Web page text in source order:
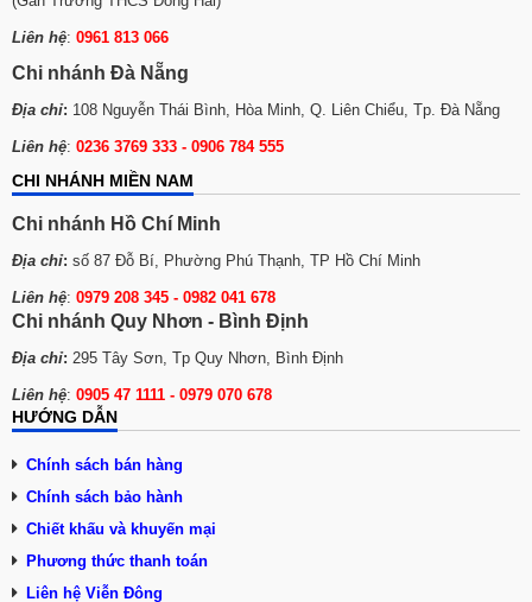
Liên hệ: 0961 813 066
Chi nhánh Đà Nẵng
Địa chỉ: 108 Nguyễn Thái Bình, Hòa Minh, Q. Liên Chiểu, Tp. Đà Nẵng
Liên hệ: 0236 3769 333 - 0906 784 555
CHI NHÁNH MIỀN NAM
Chi nhánh Hồ Chí Minh
Địa chỉ: số 87 Đỗ Bí, Phường Phú Thạnh, TP Hồ Chí Minh
Liên hệ: 0979 208 345 - 0982 041 678
Chi nhánh Quy Nhơn - Bình Định
Địa chỉ: 295 Tây Sơn, Tp Quy Nhơn, Bình Định
Liên hệ: 0905 47 1111 - 0979 070 678
HƯỚNG DẪN
Chính sách bán hàng
Chính sách bảo hành
Chiết khấu và khuyến mại
Phương thức thanh toán
Liên hệ Viễn Đông